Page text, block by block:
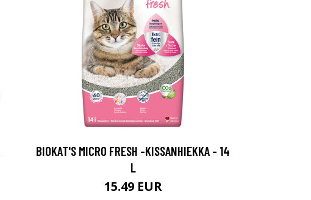
BIOKAT'S MICRO FRESH -KISSANHIEKKA - 14
L
15.49 EUR